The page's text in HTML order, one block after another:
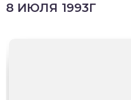
8 ИЮЛЯ 1993Г